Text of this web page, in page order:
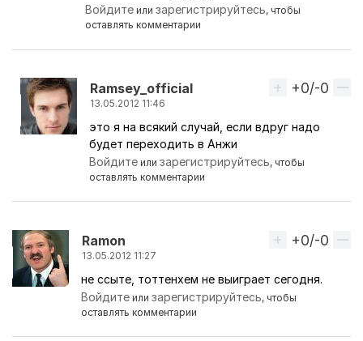
Войдите илизарегистрируйтесь, чтобы
оставлять комментарии
Ramsey_official
13.05.2012 11:46
Ответ на комментарий пользователя
Вверх
+0/-0
это я на всякий случай, если вдруг надо
будет переходить в Анжи
Войдите илизарегистрируйтесь, чтобы
оставлять комментарии
Ramon
13.05.2012 11:27
Вверх
+0/-0
не ссыте, тоттенхем не выиграет сегодня.
Войдите илизарегистрируйтесь, чтобы
оставлять комментарии